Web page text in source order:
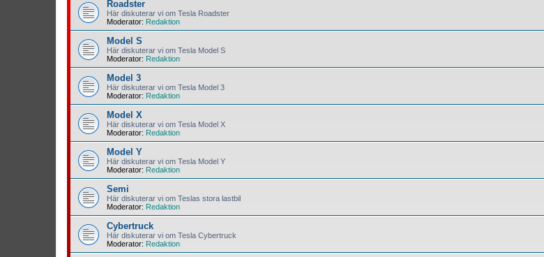
Roadster
Här diskuterar vi om Tesla Roadster
Moderator: Redaktion
Model S
Här diskuterar vi om Tesla Model S
Moderator: Redaktion
Model 3
Här diskuterar vi om Tesla Model 3
Moderator: Redaktion
Model X
Här diskuterar vi om Tesla Model X
Moderator: Redaktion
Model Y
Här diskuterar vi om Tesla Model Y
Moderator: Redaktion
Semi
Här diskuterar vi om Teslas stora lastbil
Moderator: Redaktion
Cybertruck
Här diskuterar vi om Tesla Cybertruck
Moderator: Redaktion